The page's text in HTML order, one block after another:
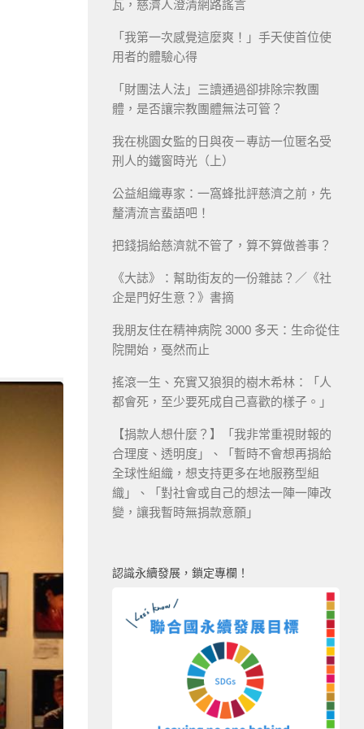
瓦，慈濟人澄清網路謠言
「我第一次感覺這麼爽！」手天使首位使
用者的體驗心得
「財團法人法」三讀通過卻排除宗教團
體，是否讓宗教團體無法可管？
我在桃園女監的日與夜－專訪一位匿名受
刑人的鐵窗時光（上）
公益組織專家：一窩蜂批評慈濟之前，先
釐清流言蜚語吧！
把錢捐給慈濟就不管了，算不算做善事？
《大誌》：幫助街友的一份雜誌？／《社
企是門好生意？》書摘
我朋友住在精神病院 3000 多天：生命從住
院開始，戞然而止
搖滾一生、充實又狼狽的樹木希林：「人
都會死，至少要死成自己喜歡的樣子。」
【捐款人想什麼？】「我非常重視財報的
合理度、透明度」、「暫時不會想再捐給
全球性組織，想支持更多在地服務型組
織」、「對社會或自己的想法一陣一陣改
變，讓我暫時無捐款意願」
認識永續發展，鎖定專欄！